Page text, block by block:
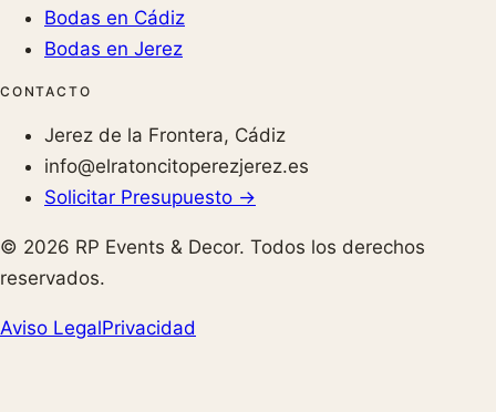
Bodas en Cádiz
Bodas en Jerez
CONTACTO
Jerez de la Frontera, Cádiz
info@elratoncitoperezjerez.es
Solicitar Presupuesto →
© 2026 RP Events & Decor. Todos los derechos
reservados.
Aviso LegalPrivacidad